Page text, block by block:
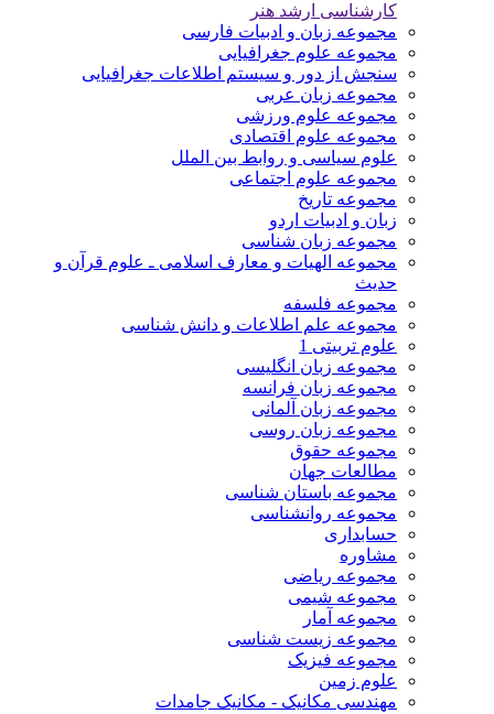
کارشناسی ارشد هنر
مجموعه زبان و ادبیات فارسی
مجموعه علوم جغرافیایی
سنجش از دور و سیستم اطلاعات جغرافیایی
مجموعه زبان عربی
مجموعه علوم ورزشی
مجموعه علوم اقتصادی
علوم سیاسی و روابط بین الملل
مجموعه علوم اجتماعی
مجموعه تاریخ
زبان و ادبیات اردو
مجموعه زبان شناسی
مجموعه الهیات و معارف اسلامی ـ علوم قرآن و
حدیث
مجموعه فلسفه
مجموعه علم اطلاعات و دانش شناسی
علوم تربیتی 1
مجموعه زبان انگلیسی
مجموعه زبان فرانسه
مجموعه زبان آلمانی
مجموعه زبان روسی
مجموعه حقوق
مطالعات جهان
مجموعه باستان شناسی
مجموعه روانشناسی
حسابداری
مشاوره
مجموعه ریاضی
مجموعه شیمی
مجموعه آمار
مجموعه زیست شناسی
مجموعه فیزیک
علوم زمین
مهندسی مکانیک - مکانیک جامدات